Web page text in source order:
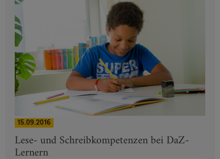
15.09.2016
Lese- und Schreibkompetenzen bei DaZ-
Lernern